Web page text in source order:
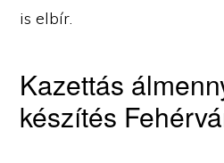
is elbír.
Kazettás
készítés